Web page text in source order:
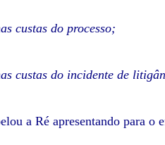
custas do processo;
custas do incidente de
a Ré apresentando para o